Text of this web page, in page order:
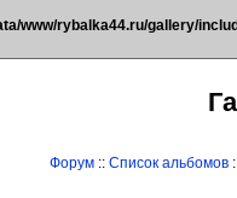
www/rybalka44.ru/gallery/
Форум:: Список альбомов